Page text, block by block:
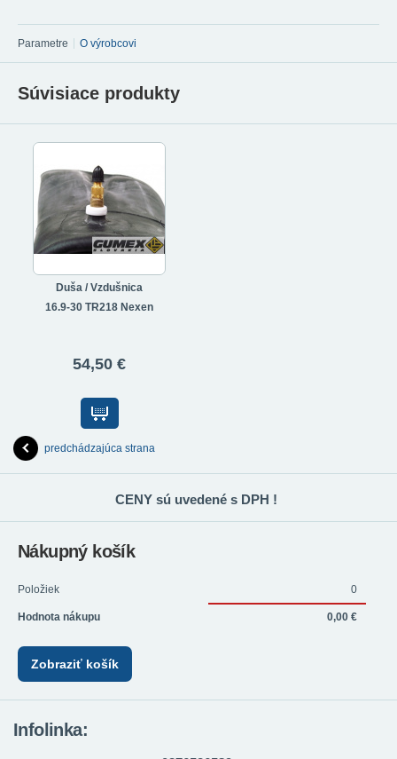
Parametre O výrobcovi
Súvisiace produkty
Duša / Vzdušnica
16.9-30 TR218 Nexen
54,50 €
predchádzajúca strana
CENY sú uvedené s DPH !
Nákupný košík
Položiek 0
Hodnota nákupu 0,00 €
Zobraziť košík
Infolinka: